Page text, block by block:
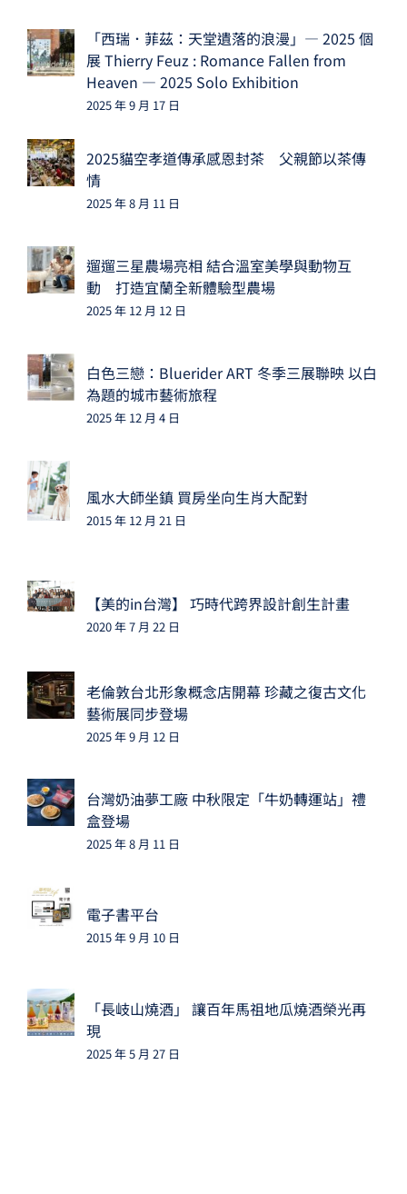
「西瑞．菲茲：天堂遺落的浪漫」— 2025 個
展 Thierry Feuz : Romance Fallen from
Heaven — 2025 Solo Exhibition
2025 年 9 月 17 日
2025貓空孝道傳承感恩封茶 父親節以茶傳
情
2025 年 8 月 11 日
遛遛三星農場亮相 結合溫室美學與動物互
動 打造宜蘭全新體驗型農場
2025 年 12 月 12 日
白色三戀：Bluerider ART 冬季三展聯映 以白
為題的城市藝術旅程
2025 年 12 月 4 日
風水大師坐鎮 買房坐向生肖大配對
2015 年 12 月 21 日
【美的in台灣】 巧時代跨界設計創生計畫
2020 年 7 月 22 日
老倫敦台北形象概念店開幕 珍藏之復古文化
藝術展同步登場
2025 年 9 月 12 日
台灣奶油夢工廠 中秋限定「牛奶轉運站」禮
盒登場
2025 年 8 月 11 日
電子書平台
2015 年 9 月 10 日
「長岐山燒酒」 讓百年馬祖地瓜燒酒榮光再
現
2025 年 5 月 27 日